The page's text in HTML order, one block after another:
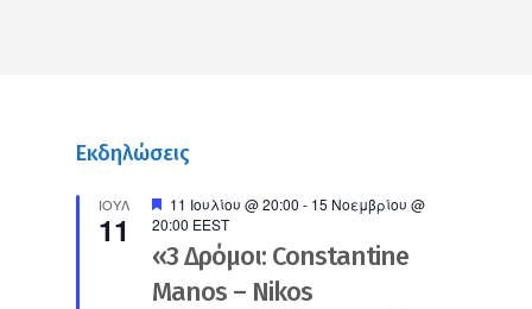
Εκδηλώσεις
ΙΟΎΛ
11
Προτεινόμενο
11 Ιουλίου @ 20:00 - 15 Νοεμβρίου @
20:00 EEST
«3 Δρόμοι: Constantine
Manos – Nikos